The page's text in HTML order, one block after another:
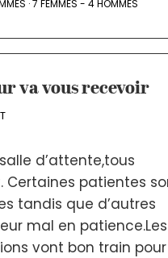
·7 FEMMES - 4 HOMMES
va vous recevoir
d’attente,tous
Certaines patientes
tandis que d’autres
mal en patience.Les
vont bon train